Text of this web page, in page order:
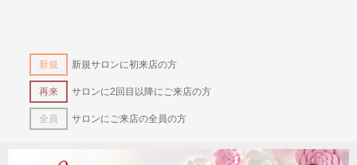
新規 新規サロンに初来店の方
再来 サロンに2回目以降にご来店の方
全員 サロンにご来店の全員の方